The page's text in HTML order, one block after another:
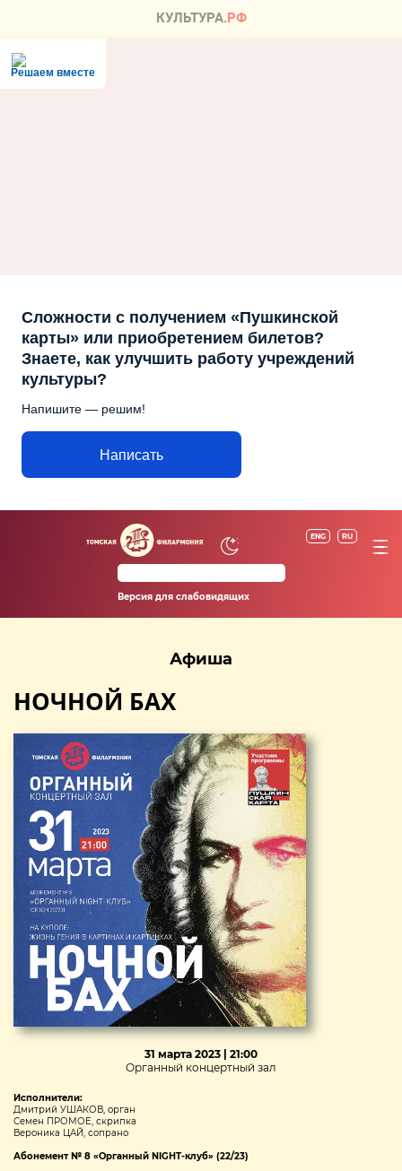
Решаем вместе
Сложности с получением «Пушкинской
карты» или приобретением билетов?
Знаете, как улучшить работу учреждений
культуры?
Напишите — решим!
Написать
ENG RU
Версия для слабовидящих
Афиша
НОЧНОЙ БАХ
31 марта 2023 | 21:00
Органный концертный зал
Исполнители:
Дмитрий УШАКОВ, орган
Семен ПРОМОЕ, скрипка
Вероника ЦАЙ, сопрано
Абонемент № 8 «Органный NIGHT-клуб» (22/23)